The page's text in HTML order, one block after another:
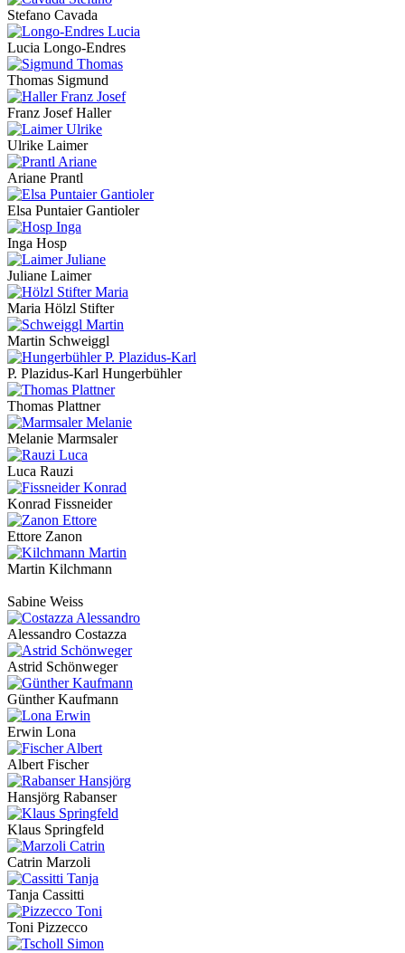
Stefano Cavada
Lucia Longo-Endres
Thomas Sigmund
Franz Josef Haller
Ulrike Laimer
Ariane Prantl
Elsa Puntaier Gantioler
Inga Hosp
Juliane Laimer
Maria Hölzl Stifter
Martin Schweiggl
P. Plazidus-Karl Hungerbühler
Thomas Plattner
Melanie Marmsaler
Luca Rauzi
Konrad Fissneider
Ettore Zanon
Martin Kilchmann
Sabine Weiss
Alessandro Costazza
Astrid Schönweger
Günther Kaufmann
Erwin Lona
Albert Fischer
Hansjörg Rabanser
Klaus Springfeld
Catrin Marzoli
Tanja Cassitti
Toni Pizzecco